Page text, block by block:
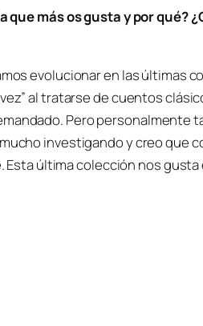
que más os gusta y por qué?
evolucionar en las últimas
al tratarse de cuentos
Pero personalmente
mucho investigando y creo que
Esta última colección nos